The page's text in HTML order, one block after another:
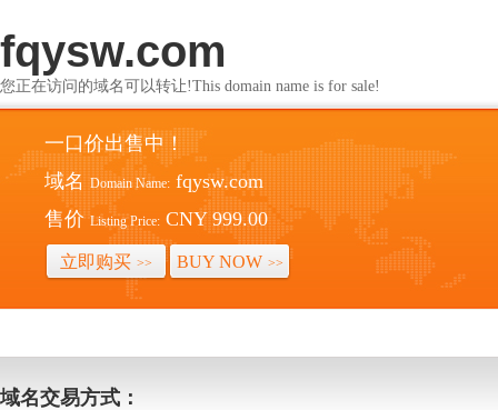
fqysw.com
您正在访问的域名可以转让!This domain name is for sale!
一口价出售中！
域名 Domain Name: fqysw.com
售价 Listing Price: CNY 999.00
立即购买 >> BUY NOW >>
域名交易方式：